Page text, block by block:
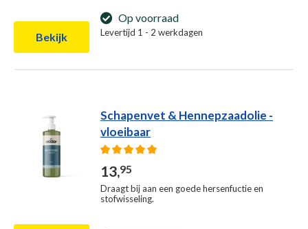
Bekijk
Op voorraad
Levertijd 1 - 2 werkdagen
Schapenvet & Hennepzaadolie -
vloeibaar
Gemiddelde waardering van 5 van 5 sterren
13,95
Draagt bij aan een goede hersenfuctie en
stofwisseling.